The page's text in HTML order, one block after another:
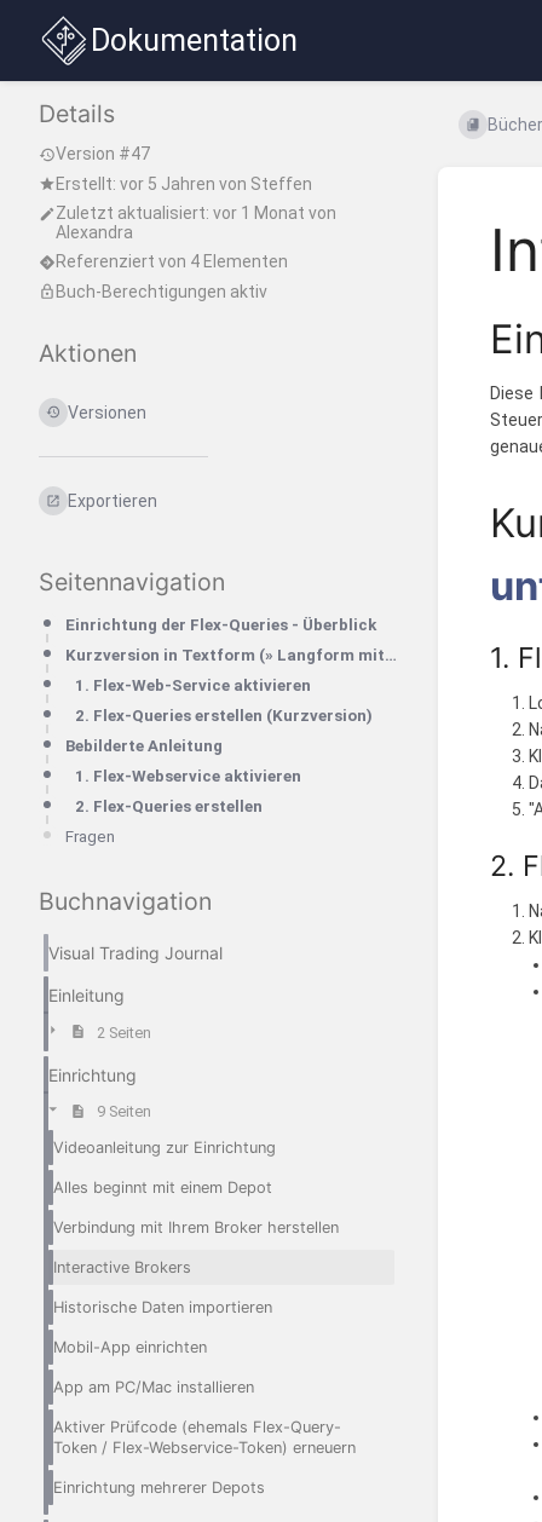
Dokumentation
Details
Version #47
Erstellt: vor 5 Jahren von Steffen
Zuletzt aktualisiert: vor 1 Monat von
Alexandra
Referenziert von 4 Elementen
Buch-Berechtigungen aktiv
Aktionen
Versionen
Exportieren
Seitennavigation
Einrichtung der Flex-Queries - Überblick
Kurzversion in Textform (» Langform mit Bildern unten)
1. Flex-Web-Service aktivieren
2. Flex-Queries erstellen (Kurzversion)
Bebilderte Anleitung
1. Flex-Webservice aktivieren
2. Flex-Queries erstellen
Fragen
Buchnavigation
Visual Trading Journal
Einleitung
2 Seiten
Einrichtung
9 Seiten
Videoanleitung zur Einrichtung
Alles beginnt mit einem Depot
Verbindung mit Ihrem Broker herstellen
Interactive Brokers
Historische Daten importieren
Mobil-App einrichten
App am PC/Mac installieren
Aktiver Prüfcode (ehemals Flex-Query-
Token / Flex-Webservice-Token) erneuern
Einrichtung mehrerer Depots
1.
2.